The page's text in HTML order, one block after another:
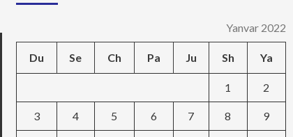
Yanvar 2022
Du Se Ch Pa Ju Sh Ya
1 2
3 4 5 6 7 8 9